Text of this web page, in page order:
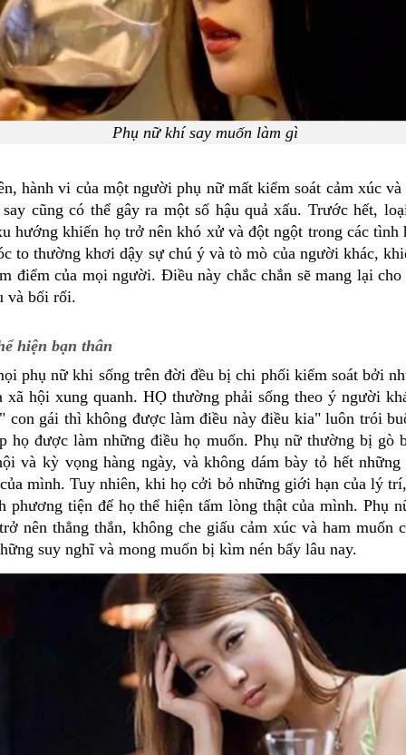
Phụ nữ khí say muốn làm gì
hành vi của một người phụ nữ mất kiểm soát cảm xúc
say cũng có thể gây ra một số hậu quả xấu. Trước hết,
hướng khiến họ trở nên khó xử và đột ngột trong các tình
to thường khơi dậy sự chú ý và tò mò của người khác,
điểm của mọi người. Điều này chắc chắn sẽ mang lại cho
và bối rối.
hiện bạn thân
phụ nữ khi sống trên đời đều bị chi phối kiểm soát bởi
xã hội xung quanh. HỌ thường phải sống theo ý người
con gái thì không được làm điều này điều kia" luôn trói
họ được làm những điều họ muốn. Phụ nữ thường bị gò
và kỳ vọng hàng ngày, và không dám bày tỏ hết những
mình. Tuy nhiên, khi họ cởi bỏ những giới hạn của lý
phương tiện để họ thể hiện tấm lòng thật của mình. Phụ
nên thẳng thắn, không che giấu cảm xúc và ham muốn
suy nghĩ và mong muốn bị kìm nén bấy lâu nay.